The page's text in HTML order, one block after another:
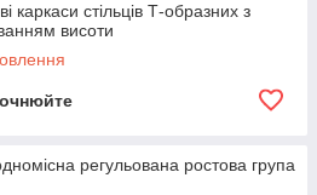
каркаси стільців Т-образних з
висоти
регульована ростова група